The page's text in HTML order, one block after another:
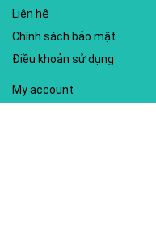
Liên hệ
Chính sách bảo mật
Điều khoản sử dụng
My account